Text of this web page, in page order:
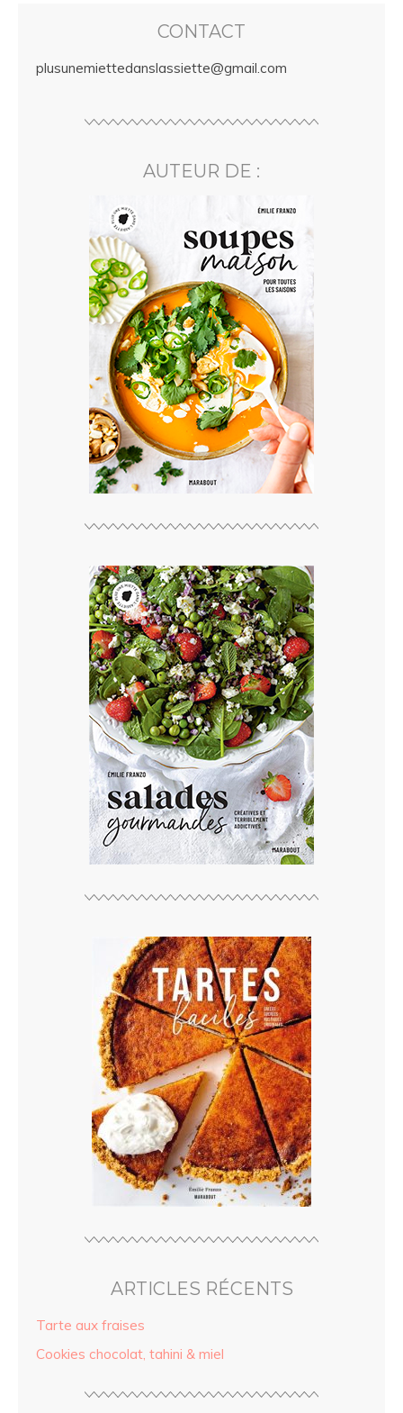
CONTACT
plusunemiettedanslassiette@gmail.com
AUTEUR DE :
ARTICLES RÉCENTS
Tarte aux fraises
Cookies chocolat, tahini & miel